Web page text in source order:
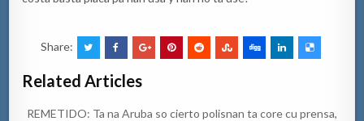
Share:
Related Articles
REMETIDO: Ta na Aruba so cierto polisnan ta core cu prensa,